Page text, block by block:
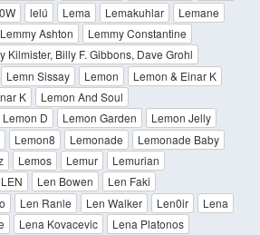
lelú Lema Lemakuhlar
Lemane
Lemmy Ashton
Lemmy Constantine
Kilmister, Billy F. Gibbons, Dave Grohl
Lemn Sissay Lemon
Lemon & Einar K
K
Lemon And Soul
Lemon D Lemon Garden
Lemon Jelly
Lemon8 Lemonade
Lemonade Baby
Lemos Lemur
Lemurian
LEN Len Bowen
Len Faki
Len Ranle Len Walker Len0ir
Lena
Lena Kovacevic
Lena Platonos